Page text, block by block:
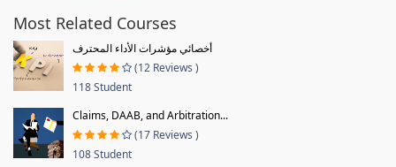
Most Related Courses
أخصائي مؤشرات الأداء المحترف
(12 Reviews )
118 Student
Claims, DAAB, and Arbitration...
(17 Reviews )
108 Student